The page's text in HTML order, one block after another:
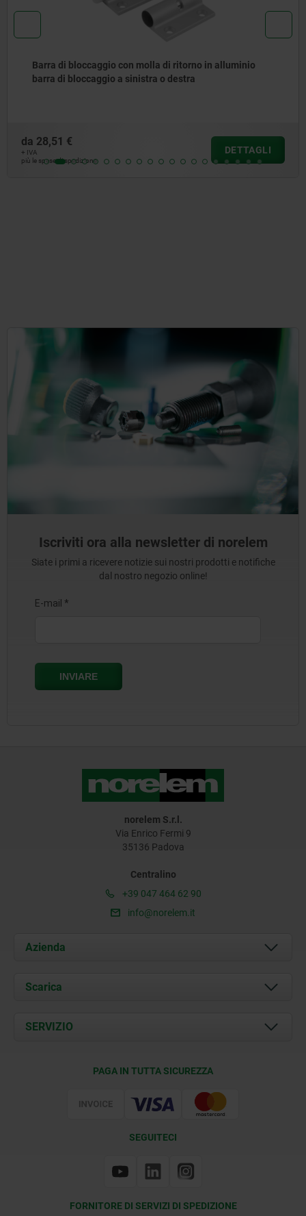
Perno d'arresto in acciaio inox con dado quadrato
da17,07 €
più le spese di spedizione
DETTAGLI
Iscriviti ora alla newsletter di norelem
Siate i primi a ricevere notizie sui nostri prodotti e notifiche
dal nostro negozio online!
norelem S.r.l.
Via Enrico Fermi 9
35136 Padova
Centralino
+39 047 464 62 90
info@norelem.it
Azienda
Chi siamo
Contatti
Scarica
Documents
SERVIZIO
PAGA IN TUTTA SICUREZZA
SEGUITECI
FORNITORE DI SERVIZI DI SPEDIZIONE